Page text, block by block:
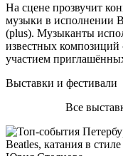
На сцене прозвучит
музыки в исполнении
(plus). Музыканты
известных
участием
Выставки и фестивали
Все